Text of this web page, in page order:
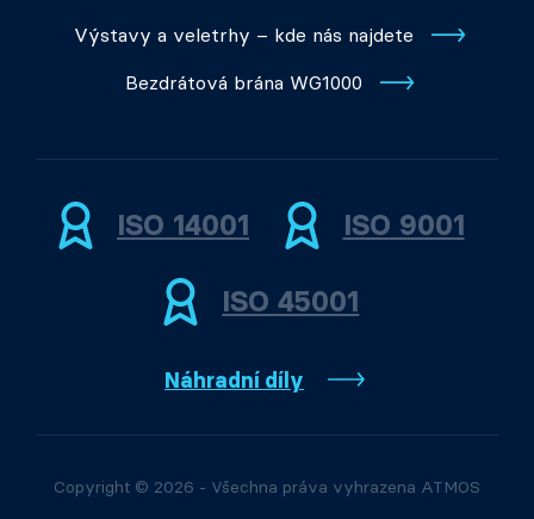
Výstavy a veletrhy – kde nás najdete
Bezdrátová brána WG1000
ISO 14001 ISO 9001
ISO 45001
Náhradní díly
Copyright © 2026 - Všechna práva vyhrazena ATMOS